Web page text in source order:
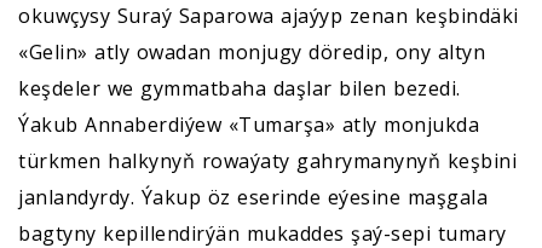
okuwçysy Suraý Saparowa ajaýyp zenan keşbindäki
«Gelin» atly owadan monjugy döredip, ony altyn
keşdeler we gymmatbaha daşlar bilen bezedi.
Ýakub Annaberdiýew «Tumarşa» atly monjukda
türkmen halkynyň rowaýaty gahrymanynyň keşbini
janlandyrdy. Ýakup öz eserinde eýesine maşgala
bagtyny kepillendirýän mukaddes şaý-sepi tumary